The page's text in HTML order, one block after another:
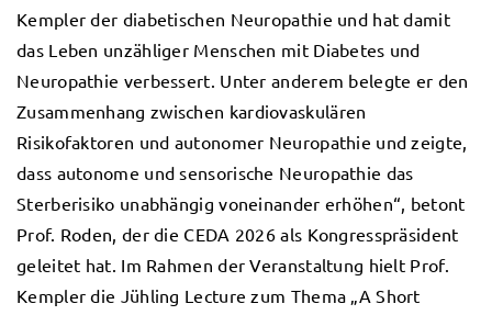
Kempler der diabetischen Neuropathie und hat damit
das Leben unzähliger Menschen mit Diabetes und
Neuropathie verbessert. Unter anderem belegte er den
Zusammenhang zwischen kardiovaskulären
Risikofaktoren und autonomer Neuropathie und zeigte,
dass autonome und sensorische Neuropathie das
Sterberisiko unabhängig voneinander erhöhen“, betont
Prof. Roden, der die CEDA 2026 als Kongresspräsident
geleitet hat. Im Rahmen der Veranstaltung hielt Prof.
Kempler die Jühling Lecture zum Thema „A Short